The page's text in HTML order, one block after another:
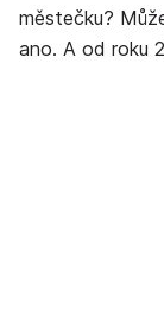
městečku?
ano. A od roku